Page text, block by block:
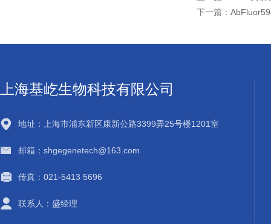
下一篇：
上海基屹生物科技有限公司
地址：上海市浦东新区康新公路3399弄25号楼1201室
邮箱：shgegenetech@163.com
传真：021-5413 5696
联系人：盛经理